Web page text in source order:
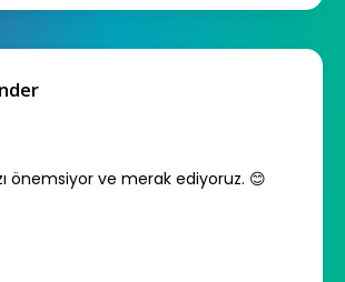
önemsiyor ve merak ediyoruz. 😊